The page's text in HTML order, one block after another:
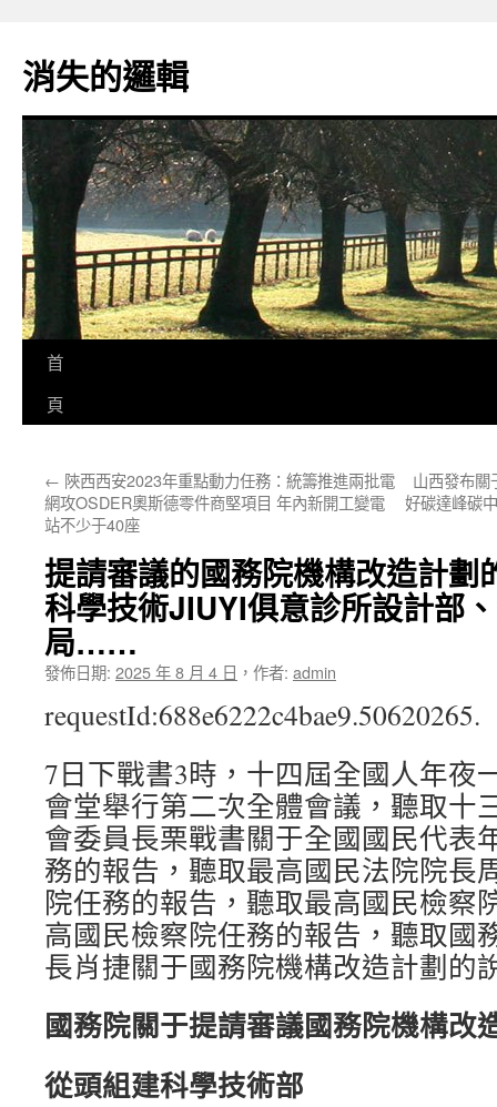
主
要
消失的邏輯
首
頁
← 陜西西安2023年重點動力任務：統籌推進兩批電
網攻OSDER奧斯德零件商堅項目 年內新開工變電
站不少于40座
山西發布關
好碳達峰碳
提請審議的國務院機構改造計劃
科學技術JIUYI俱意診所設計部
局……
發佈日期: 2025 年 8 月 4 日 ， 作者: admin
requestId:688e6222c4bae9.50620265.
7日下戰書3時，十四屆全國人年夜
會堂舉行第二次全體會議，聽取十
會委員長栗戰書關于全國國民代表
務的報告，聽取最高國民法院院長
院任務的報告，聽取最高國民檢察
高國民檢察院任務的報告，聽取國
長肖捷關于國務院機構改造計劃的
國務院關于提請審議國務院機構改
從頭組建科學技術部